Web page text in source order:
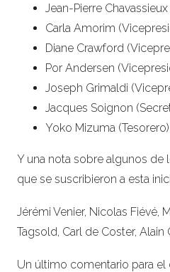
Jean-Pierre
Carla Amorim
Diane Crawford
Por Andersen
Joseph Grimaldi
Jacques Soignon
Yoko Mizuma (Tesorero)
Y una nota sobre algunos de
que se suscribieron a esta
Jérémi Venier, Nicolas Fiévé,
Tagsold, Carl de Coster, Alain
Un último comentario para